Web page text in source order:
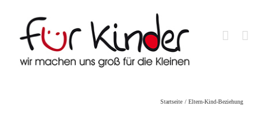
content
Startseite Eltern-Kind-Beziehung